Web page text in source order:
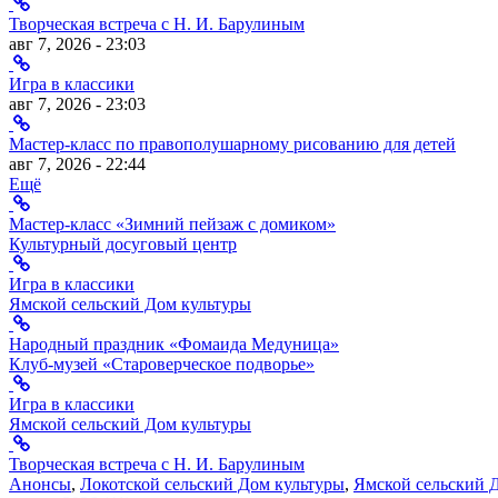
Творческая встреча с Н. И. Барулиным
авг 7, 2026 - 23:03
Игра в классики
авг 7, 2026 - 23:03
Мастер-класс по правополушарному рисованию для детей
авг 7, 2026 - 22:44
Ещё
Мастер-класс «Зимний пейзаж с домиком»
Культурный досуговый центр
Игра в классики
Ямской сельский Дом культуры
Народный праздник «Фомаида Медуница»
Клуб-музей «Староверческое подворье»
Игра в классики
Ямской сельский Дом культуры
Творческая встреча с Н. И. Барулиным
Анонсы, Локотской сельский Дом культуры, Ямской сельский